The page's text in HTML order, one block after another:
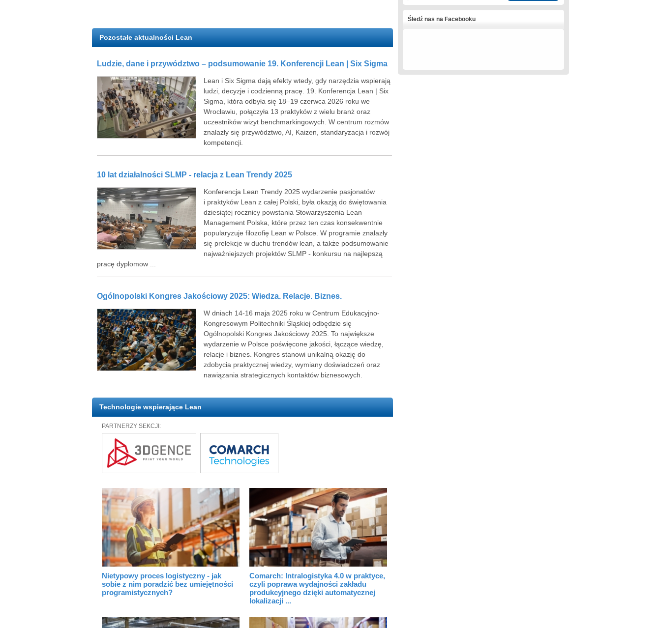
Pozostałe aktualności Lean
Ludzie, dane i przywództwo – podsumowanie 19. Konferencji Lean | Six Sigma
Lean i Six Sigma dają efekty wtedy, gdy narzędzia wspierają
ludzi, decyzje i codzienną pracę. 19. Konferencja Lean | Six
Sigma, która odbyła się 18–19 czerwca 2026 roku we
Wrocławiu, połączyła 13 praktyków z wielu branż oraz
uczestników wizyt benchmarkingowych. W centrum rozmów
znalazły się przywództwo, AI, Kaizen, standaryzacja i rozwój
kompetencji.
10 lat działalności SLMP - relacja z Lean Trendy 2025
Konferencja Lean Trendy 2025 wydarzenie pasjonatów
i praktyków Lean z całej Polski, była okazją do świętowania
dziesiątej rocznicy powstania Stowarzyszenia Lean
Management Polska, które przez ten czas konsekwentnie
popularyzuje filozofię Lean w Polsce. W programie znalazły
się prelekcje w duchu trendów lean, a także podsumowanie
najważniejszych projektów SLMP - konkursu na najlepszą
pracę dyplomow ...
Ogólnopolski Kongres Jakościowy 2025: Wiedza. Relacje. Biznes.
W dniach 14-16 maja 2025 roku w Centrum Edukacyjno-
Kongresowym Politechniki Śląskiej odbędzie się
Ogólnopolski Kongres Jakościowy 2025. To największe
wydarzenie w Polsce poświęcone jakości, łączące wiedzę,
relacje i biznes. Kongres stanowi unikalną okazję do
zdobycia praktycznej wiedzy, wymiany doświadczeń oraz
nawiązania strategicznych kontaktów biznesowych.
Technologie wspierające Lean
PARTNERZY SEKCJI:
Nietypowy proces logistyczny - jak
sobie z nim poradzić bez umiejętności
programistycznych?
Comarch: Intralogistyka 4.0 w praktyce,
czyli poprawa wydajności zakładu
produkcyjnego dzięki automatycznej
lokalizacji ...
Śledź nas na Facebooku